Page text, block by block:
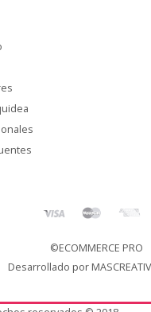
©ECOMMERCE PRO
Desarrollado por